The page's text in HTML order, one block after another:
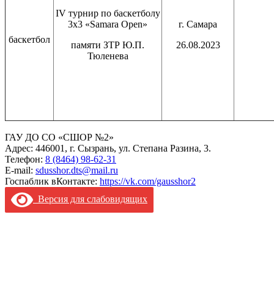
баскетбол
IV турнир по баскетболу
3х3 «Samara Open»
памяти ЗТР Ю.П.
Тюленева
г. Самара
26.08.2023
ГАУ ДО СО «СШОР №2»
Адрес: 446001, г. Сызрань, ул. Степана Разина, 3.
Телефон: 8 (8464) 98-62-31
E-mail: sdusshor.dts@mail.ru
Госпаблик вКонтакте: https://vk.com/gausshor2
Версия для слабовидящих